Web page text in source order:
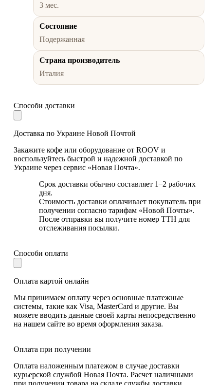
3 мес.
Состояние
Подержанная
Страна производитель
Италия
Способи доставки
Доставка по Украине Новой Почтой
Закажите кофе или оборудование от ROOV и
воспользуйтесь быстрой и надежной доставкой по
Украине через сервис «Новая Почта».
Срок доставки обычно составляет 1–2 рабочих
дня.
Стоимость доставки оплачивает покупатель при
получении согласно тарифам «Новой Почты».
После отправки вы получите номер ТТН для
отслеживания посылки.
Способи оплати
Оплата картой онлайн
Мы принимаем оплату через основные платежные
системы, такие как Visa, MasterCard и другие. Вы
можете вводить данные своей карты непосредственно
на нашем сайте во время оформления заказа.
Оплата при получении
Оплата наложенным платежом в случае доставки
курьерской службой Новая Почта. Расчет наличными
при получении товара на складе службы доставки.